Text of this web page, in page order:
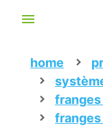
home